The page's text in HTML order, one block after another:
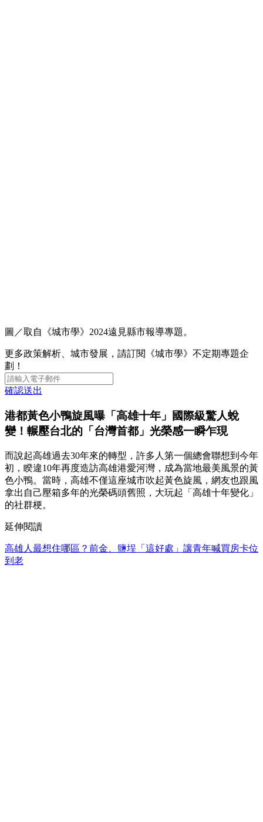
圖／取自《城市學》2024遠見縣市報導專題。
更多政策解析、城市發展，請訂閱《城市學》不定期專題企
劃！
確認送出
港都黃色小鴨旋風曝「高雄十年」國際級驚人蛻
變！輾壓台北的「台灣首都」光榮感一瞬乍現
而說起高雄過去30年來的轉型，許多人第一個總會聯想到今年
初，睽違10年再度造訪高雄港愛河灣，成為當地最美風景的黃
色小鴨。當時，高雄不僅這座城市吹起黃色旋風，網友也跟風
拿出自己壓箱多年的光榮碼頭舊照，大玩起「高雄十年變化」
的社群梗。
延伸閱讀
高雄人最想住哪區？前金、鹽埕「這好處」讓青年喊買房卡位
到老